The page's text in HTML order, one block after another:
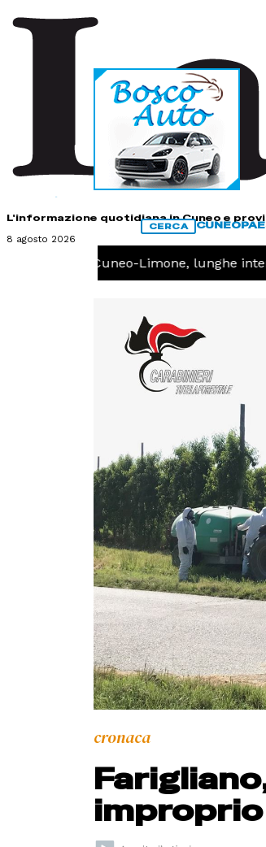
L'informazione quotidiana in Cuneo e
8 agosto 2026
CERCA CUNEO
Ferrovia Cuneo-Limone, lunghe
cronaca